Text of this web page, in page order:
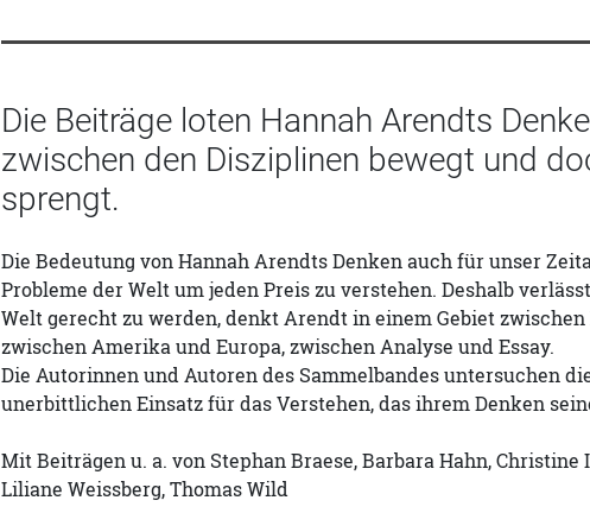
Die Beiträge loten Hannah Arendts
zwischen den Disziplinen bewegt und
sprengt.
Die Bedeutung von Hannah Arendts Denken auch für unser
Probleme der Welt um jeden Preis zu verstehen. Deshalb
Welt gerecht zu werden, denkt Arendt in einem Gebiet
zwischen Amerika und Europa, zwischen Analyse und Essay.
Die Autorinnen und Autoren des Sammelbandes untersuchen
unerbittlichen Einsatz für das Verstehen, das ihrem Denken
Mit Beiträgen u. a. von Stephan Braese, Barbara Hahn,
Liliane Weissberg, Thomas Wild